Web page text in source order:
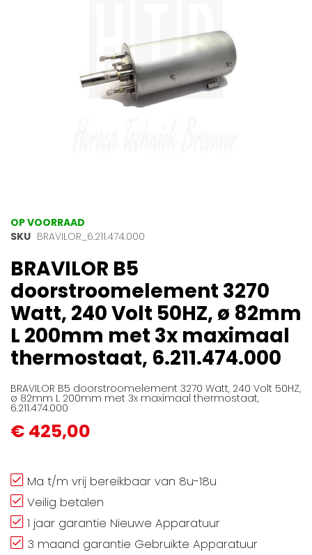
Ga
naar
begin
van
de
afbeeldingen-
gallerij
OP VOORRAAD
SKU BRAVILOR_6.211.474.000
BRAVILOR B5
doorstroomelement 3270
Watt, 240 Volt 50HZ, ø 82mm
L 200mm met 3x maximaal
thermostaat, 6.211.474.000
BRAVILOR B5 doorstroomelement 3270 Watt, 240 Volt 50HZ,
ø 82mm L 200mm met 3x maximaal thermostaat,
6.211.474.000
€ 425,00
Ma t/m vrij bereikbaar van 8u-18u
Veilig betalen
1 jaar garantie Nieuwe Apparatuur
3 maand garantie Gebruikte Apparatuur